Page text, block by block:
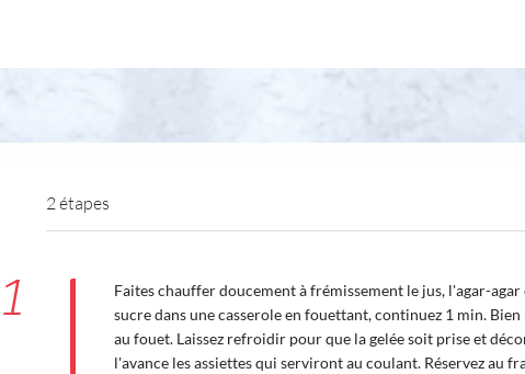
2 étapes
1
Faites chauffer doucement à frémissement le jus, l'agar-agar
sucre dans une casserole en fouettant, continuez 1 min. Bien
au fouet. Laissez refroidir pour que la gelée soit prise et
l'avance les assiettes qui serviront au coulant. Réservez au